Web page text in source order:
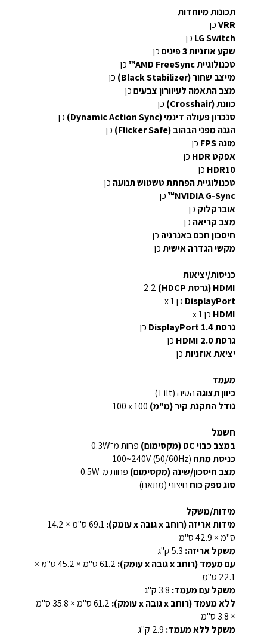
תכונות מיוחדות
VRRכן
LG Switch כן
שקע אוזניות 3 פינים
כן
טכנולוגיית AMD FreeSync™
כן
מייצב שחור (Black Stabilizer)
כן
מצב התאמה לעיוורון צבעיםכן
כוונת (Crosshair)
כן
סנכרון פעולה דינמי (Dynamic Action Sync)
כן
הגנה מפני הבהוב (Flicker Safe)
כן
מונה FPS
כן
אפקט HDR
כן
HDR10 כן
טכנולוגיית הפחתת טשטוש תנועה כן
NVIDIA G-Sync™ כן
אוברקלוק כן
מצב קריאה כן
חיסכון חכם באנרגיה כן
מקשי הגדרה אישיתכן
כניסות/יציאות
HDMI (גרסת HDCP)
DisplayPort כן x 1
HDMI כן x 1
גרסת DisplayPort 1.4
כן
גרסת HDMI 2.0
כן
יציאת אוזניותכן
מעמד
כיוון תצוגה הטיה (Tilt)
גודל התקנת קיר (מ"מ)
חשמל
במצב כבוי DC (מקסימום)
פחות מ־‎0.3W‎
כניסת מתח
מצב חיסכון/שינה (מקסימום) פחות מ־‎0.5W‎
סוג ספק כוח חיצוני (מתאם)
מידות/משקל
מידות אריזה (רוחב x גובה x עומק):
69.1 ס"מ × 14.2
ס"מ × 42.9 ס"מ
משקל אריזה:
עם מעמד (רוחב x גובה x עומק):
61.2 ס"מ × 45.2 ס"מ ×
22.1 ס"מ
משקל עם מעמד:
ללא מעמד (רוחב x גובה x עומק):
61.2 ס"מ × 35.8 ס"מ
× 3.8 ס"מ
משקל ללא מעמד: